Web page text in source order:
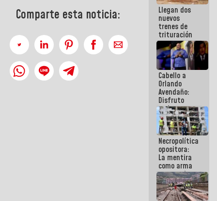
Comparte esta noticia: Llegan dos
nuevos
trenes de
trituración
para
optimizar
manejo de
escombros
en La Guaira
Cabello a
Orlando
Avendaño:
Disfruto
cada vez
que escribes
porque lo
que haces
es
embarrarla
Necropolítica
opositora:
La mentira
como arma
contra el
Pueblo